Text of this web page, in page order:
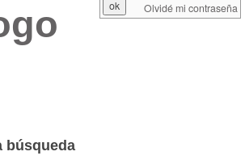
búsqueda
Olvidé mi contraseña